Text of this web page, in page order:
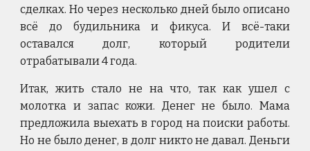
сделках. Но через несколько дней было описано
всё до будильника и фикуса. И всё-таки
оставался долг, который родители
отрабатывали 4 года.
Итак, жить стало не на что, так как ушел с
молотка и запас кожи. Денег не было. Мама
предложила выехать в город на поиски работы.
Но не было денег, в долг никто не давал. Деньги